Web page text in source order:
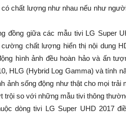
chất lượng như nhau nếu như
đồng giữa các mẫu tivi LG Super
cường chất lượng hiển thị nội dung
hình ảnh đều hoàn hảo và ấn
HLG (Hybrid Log Gamma) và tính
ảnh sống động như thật cho mọi
trội so với những mẫu tivi thông
dòng tivi LG Super UHD 2017